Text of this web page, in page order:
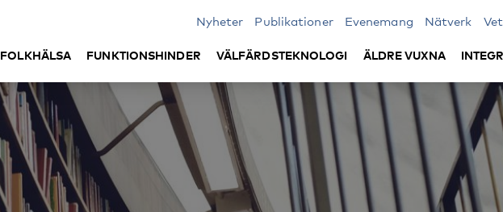
Nyheter Publikationer Evenemang Nätverk
FOLKHÄLSA FUNKTIONSHINDER VÄLFÄRDSTEKNOLOGI ÄLDRE VUXNA